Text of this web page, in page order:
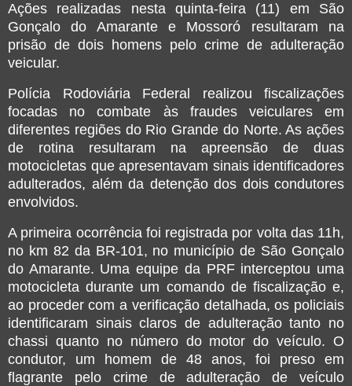
Ações realizadas nesta quinta-feira (11) em São
Gonçalo do Amarante e Mossoró resultaram na
prisão de dois homens pelo crime de adulteração
veicular.
Polícia Rodoviária Federal realizou fiscalizações
focadas no combate às fraudes veiculares em
diferentes regiões do Rio Grande do Norte. As ações
de rotina resultaram na apreensão de duas
motocicletas que apresentavam sinais identificadores
adulterados, além da detenção dos dois condutores
envolvidos.
A primeira ocorrência foi registrada por volta das 11h,
no km 82 da BR-101, no município de São Gonçalo
do Amarante. Uma equipe da PRF interceptou uma
motocicleta durante um comando de fiscalização e,
ao proceder com a verificação detalhada, os policiais
identificaram sinais claros de adulteração tanto no
chassi quanto no número do motor do veículo. O
condutor, um homem de 48 anos, foi preso em
flagrante pelo crime de adulteração de veículo